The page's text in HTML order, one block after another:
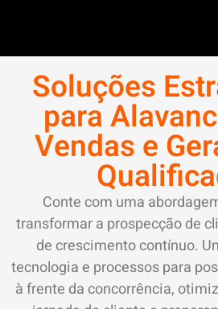
Soluções
para
Vendas e
Conte com uma
transformar a prospecção de
de crescimento contínuo.
tecnologia e processos para
à frente da concorrência,